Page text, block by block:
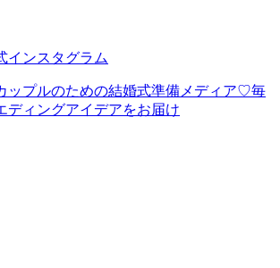
インスタグラム
ップルのための結婚式準備メディア♡毎
ディングアイデアをお届け